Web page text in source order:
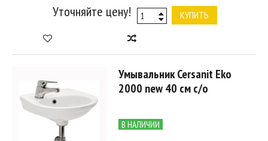
Уточняйте цену! КУПИТЬ
Умывальник Cersanit Eko
2000 new 40 см с/о
В НАЛИЧИИ